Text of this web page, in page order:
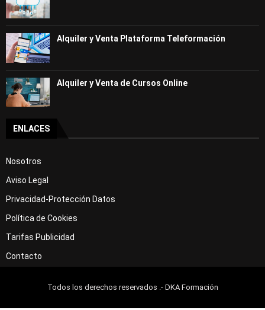
Alquiler y Venta Plataforma Teleformación
Alquiler y Venta de Cursos Online
ENLACES
Nosotros
Aviso Legal
Privacidad-Protección Datos
Política de Cookies
Tarifas Publicidad
Contacto
Todos los derechos reservados .- DKA Formación